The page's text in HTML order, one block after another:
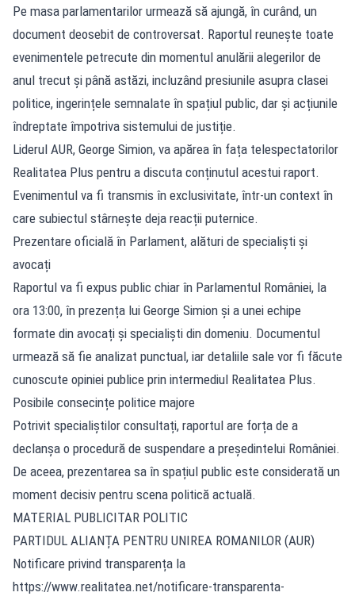
Pe masa parlamentarilor urmează să ajungă, în curând, un
document deosebit de controversat. Raportul reunește toate
evenimentele petrecute din momentul anulării alegerilor de
anul trecut și până astăzi, incluzând presiunile asupra clasei
politice, ingerințele semnalate în spațiul public, dar și acțiunile
îndreptate împotriva sistemului de justiție.
Liderul AUR, George Simion, va apărea în fața telespectatorilor
Realitatea Plus pentru a discuta conținutul acestui raport.
Evenimentul va fi transmis în exclusivitate, într-un context în
care subiectul stârnește deja reacții puternice.
Prezentare oficială în Parlament, alături de specialiști și
avocați
Raportul va fi expus public chiar în Parlamentul României, la
ora 13:00, în prezența lui George Simion și a unei echipe
formate din avocați și specialiști din domeniu. Documentul
urmează să fie analizat punctual, iar detaliile sale vor fi făcute
cunoscute opiniei publice prin intermediul Realitatea Plus.
Posibile consecințe politice majore
Potrivit specialiștilor consultați, raportul are forța de a
declanșa o procedură de suspendare a președintelui României.
De aceea, prezentarea sa în spațiul public este considerată un
moment decisiv pentru scena politică actuală.
MATERIAL PUBLICITAR POLITIC
PARTIDUL ALIANȚA PENTRU UNIREA ROMANILOR (AUR)
Notificare privind transparența la
https://www.realitatea.net/notificare-transparenta-